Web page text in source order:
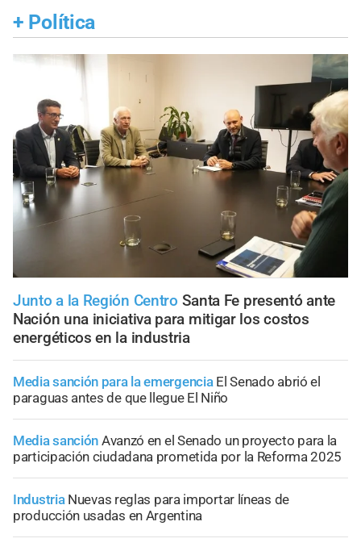
+ Política
Junto a la Región Centro Santa Fe presentó ante
Nación una iniciativa para mitigar los costos
energéticos en la industria
Media sanción para la emergencia El Senado abrió el
paraguas antes de que llegue El Niño
Media sanción Avanzó en el Senado un proyecto para la
participación ciudadana prometida por la Reforma 2025
Industria Nuevas reglas para importar líneas de
producción usadas en Argentina